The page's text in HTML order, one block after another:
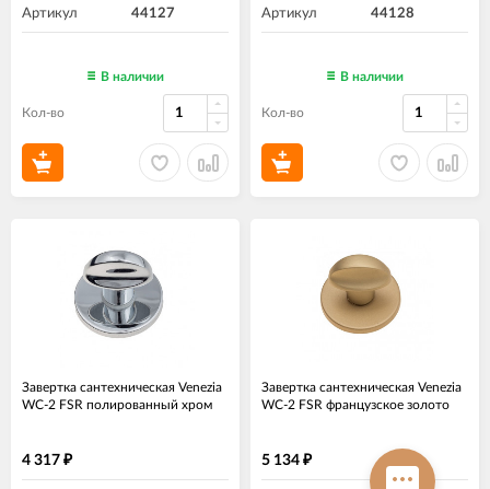
Артикул 44127
В наличии
Кол-во
Артикул 44128
В наличии
Кол-во
Завертка сантехническая Venezia
WC-2 FSR полированный хром
4 317 ₽
Завертка сантехническая Venezia
WC-2 FSR французcкое золото
5 134 ₽